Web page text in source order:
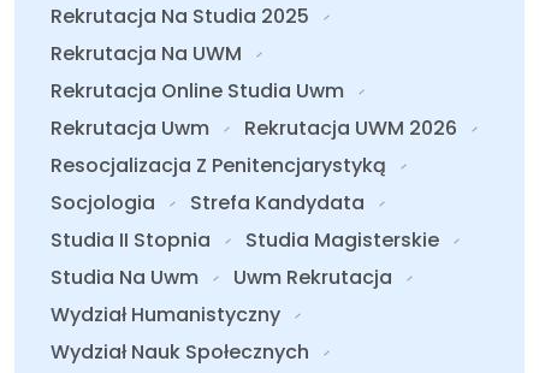
Rekrutacja Na Studia 2025
Rekrutacja Na UWM
Rekrutacja Online Studia Uwm
Rekrutacja Uwm
Rekrutacja UWM 2026
Resocjalizacja Z Penitencjarystyką
Socjologia
Strefa Kandydata
Studia II Stopnia
Studia Magisterskie
Studia Na Uwm
Uwm Rekrutacja
Wydział Humanistyczny
Wydział Nauk Społecznych